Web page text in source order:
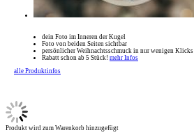
dein Foto im Inneren der Kugel
Foto von beiden Seiten sichtbar
persönlicher Weihnachtsschmuck in nur wenigen Klicks
Rabatt schon ab 5 Stück! mehr Infos
alle Produktinfos
Produkt wird zum Warenkorb hinzugefügt